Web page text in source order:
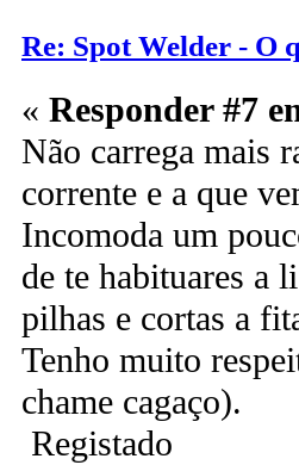
Re: Spot Welder - O
« Responder #7
Não carrega mais
corrente e a que
Incomoda um
de te habituares a
pilhas e cortas a
Tenho muito
chame cagaço).
Registado